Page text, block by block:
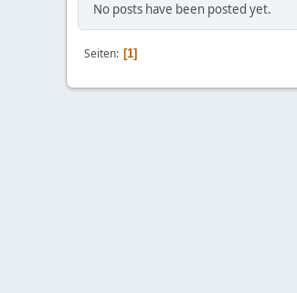
No posts have been posted yet.
Seiten 1